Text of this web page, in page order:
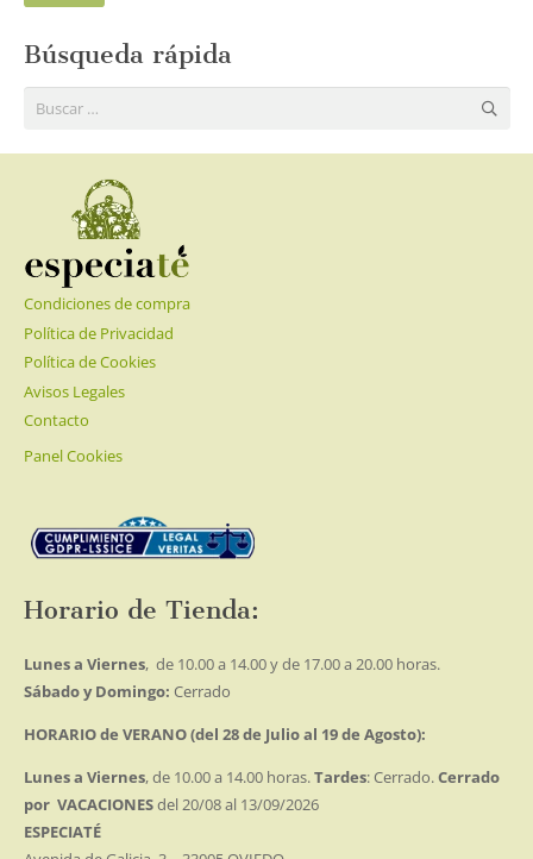
Búsqueda rápida
Buscar:
Condiciones de compra
Política de Privacidad
Política de Cookies
Avisos Legales
Contacto
Panel Cookies
Horario de Tienda:
Lunes a Viernes, de 10.00 a 14.00 y de 17.00 a 20.00 horas.
Sábado y Domingo: Cerrado
HORARIO de VERANO (del 28 de Julio al 19 de Agosto):
Lunes a Viernes, de 10.00 a 14.00 horas.Tardes: Cerrado.Cerrado
por VACACIONESdel 20/08 al 13/09/2026
ESPECIATÉ